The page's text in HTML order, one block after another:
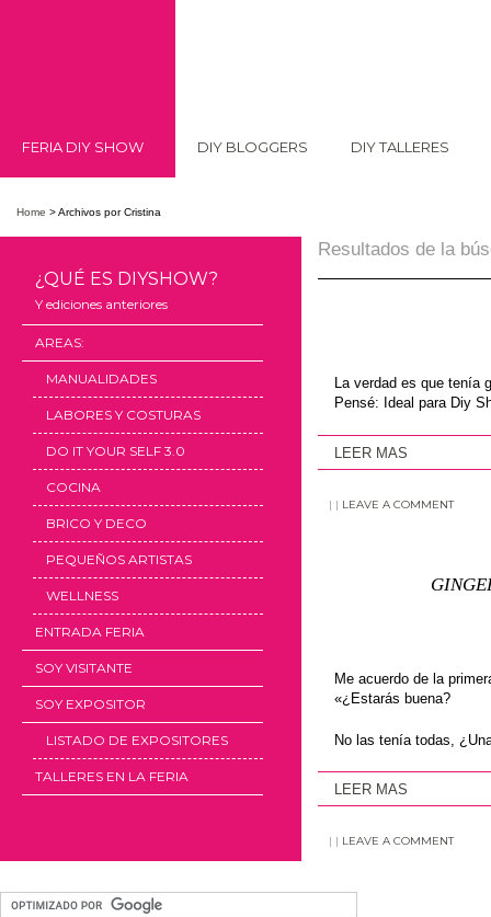
FERIA DIY SHOW DIY BLOGGERS DIY TALLERES
Home >Archivos por Cristina
¿QUÉ ES DIYSHOW?
Y ediciones anteriores
AREAS:
MANUALIDADES
LABORES Y COSTURAS
DO IT YOUR SELF 3.0
COCINA
BRICO Y DECO
PEQUEÑOS ARTISTAS
WELLNESS
ENTRADA FERIA
SOY VISITANTE
SOY EXPOSITOR
LISTADO DE EXPOSITORES
TALLERES EN LA FERIA
Resultados de la
La verdad es que tenía
Pensé: Ideal para Diy
LEER MAS
| | LEAVE A COMMENT
Me acuerdo de la
«¿Estarás buena?
No las tenía todas,
LEER MAS
| | LEAVE A COMMENT